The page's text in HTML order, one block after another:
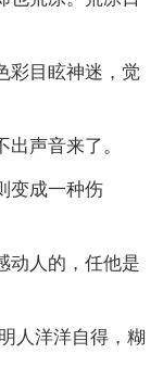
彩目眩神迷，觉
声音来了。
变成一种伤
动人的，任他是
人洋洋自得，糊